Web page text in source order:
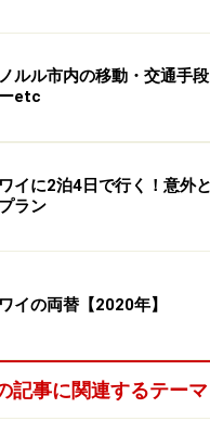
ルル市内の移動・交通手
etc
イに2泊4日で行く！意外
ラン
イの両替【2020年】
記事に関連するテーマ